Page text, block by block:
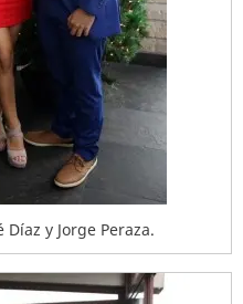
y Jorge Peraza.